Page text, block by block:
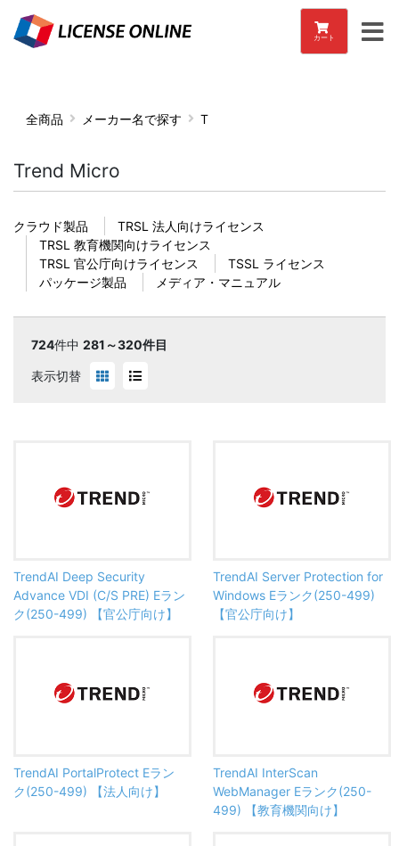
カート
全商品 メーカー名で探す T
Trend Micro
クラウド製品
TRSL 法人向けライセンス
TRSL 教育機関向けライセンス
TRSL 官公庁向けライセンス
TSSL ライセンス
パッケージ製品
メディア・マニュアル
724件中 281～320件目
表示切替
TrendAI Deep Security
Advance VDI (C/S PRE) Eラン
ク(250-499) 【官公庁向け】
TrendAI Server Protection for
Windows Eランク(250-499)
【官公庁向け】
TrendAI PortalProtect Eラン
ク(250-499) 【法人向け】
TrendAI InterScan
WebManager Eランク(250-
499) 【教育機関向け】